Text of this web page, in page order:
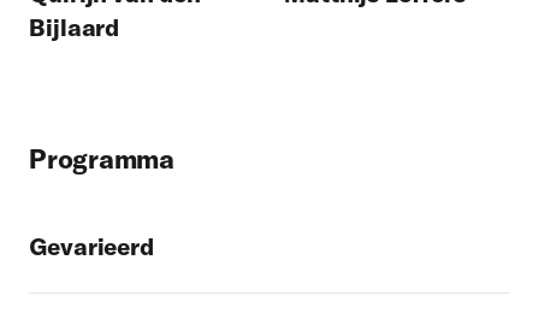
Bijlaard
Programma
Gevarieerd